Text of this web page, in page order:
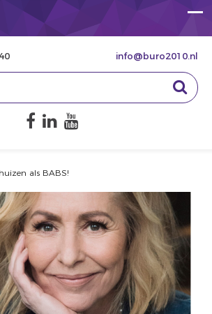
info@buro2010.nl
als BABS!